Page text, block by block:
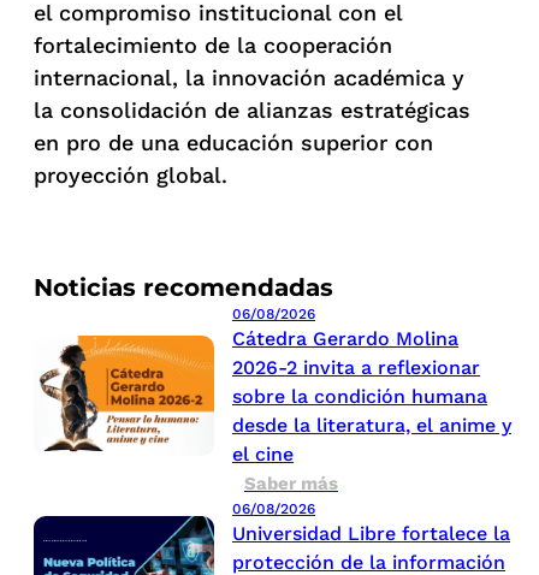
Noticias recomendadas
06/08/2026
Cátedra Gerardo Molina
2026-2 invita a reflexionar
sobre la condición humana
desde la literatura, el anime y
el cine
Saber más
06/08/2026
Universidad Libre fortalece la
protección de la información
el compromiso institucional con el
fortalecimiento de la cooperación
internacional, la innovación académica y
la consolidación de alianzas estratégicas
en pro de una educación superior con
proyección global.